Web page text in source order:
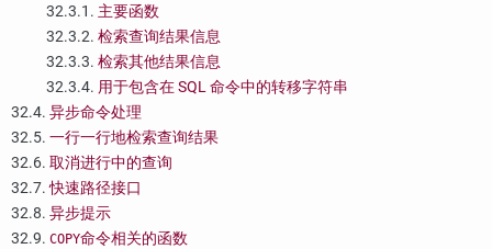
32.3.1. 主要函数
32.3.2. 检索查询结果信息
32.3.3. 检索其他结果信息
32.3.4. 用于包含在 SQL 命令中的转移字符串
32.4. 异步命令处理
32.5. 一行一行地检索查询结果
32.6. 取消进行中的查询
32.7.快速路径接口
32.8. 异步提示
32.9. COPY命令相关的函数